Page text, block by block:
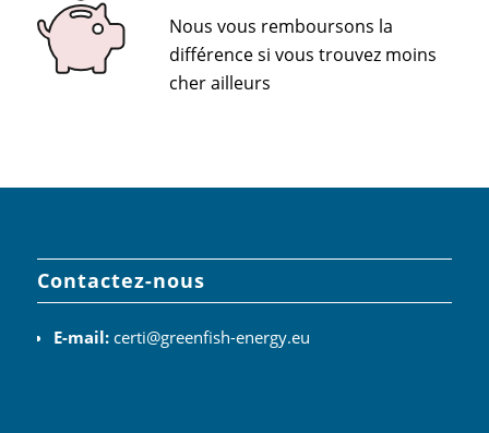
Nous vous remboursons la
différence si vous trouvez moins
cher ailleurs
Contactez-nous
E-mail: certi@greenfish-energy.eu